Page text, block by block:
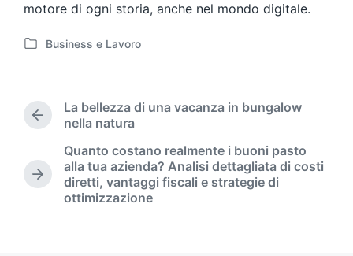
motore di ogni storia, anche nel mondo digitale.
P
e
n
Business e Lavoro
P
v
i
La bellezza di una vacanza in bungalow
nella natura
N
Quanto costano realmente i buoni pasto
alla tua azienda? Analisi dettagliata di costi
diretti, vantaggi fiscali e strategie di
ottimizzazione